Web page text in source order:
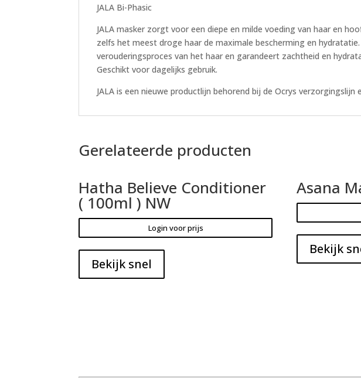
JALA Bi-Phasic
JALA masker zorgt voor een diepe en milde voeding van haar en
zelfs het meest droge haar de maximale bescherming en
verouderingsproces van het haar en garandeert zachtheid en
Geschikt voor dagelijks gebruik.
JALA is een nieuwe productlijn behorend bij de Ocrys
Gerelateerde producten
Hatha Believe Conditioner
( 100ml ) NW
Login voor prijs
Bekijk snel
Asana
Bekijk